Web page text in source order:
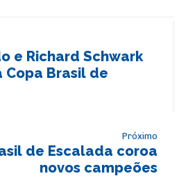
e Richard Schwark
Copa Brasil de
Próximo
de Escalada coroa
novos campeões